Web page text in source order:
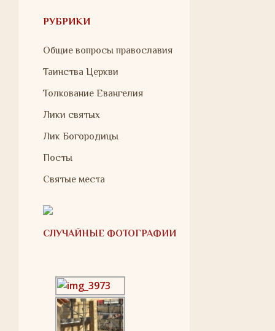
РУБРИКИ
Общие вопросы православия
Таинства Церкви
Толкование Евангелия
Лики святых
Лик Богородицы
Посты
Святые места
СЛУЧАЙНЫЕ ФОТОГРАФИИ